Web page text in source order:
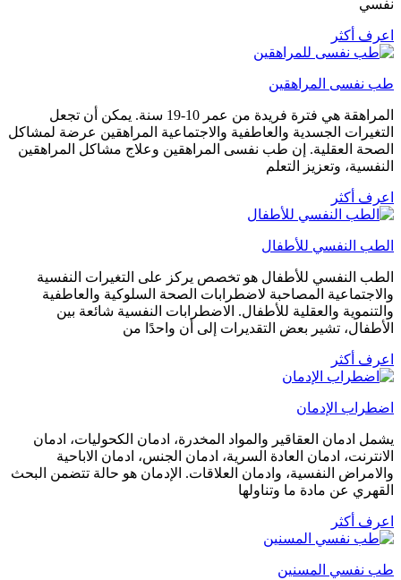
نفسي
اعرف أكثر
طب نفسى المراهقين
المراهقة هي فترة فريدة من عمر 10-19 سنة. يمكن أن تجعل
التغيرات الجسدية والعاطفية والاجتماعية المراهقين عرضة لمشاكل
الصحة العقلية. إن طب نفسى المراهقين وعلاج مشاكل المراهقين
النفسية، وتعزيز التعلم
اعرف أكثر
الطب النفسي للأطفال
الطب النفسي للأطفال هو تخصص يركز على التغيرات النفسية
والاجتماعية المصاحبة لاضطرابات الصحة السلوكية والعاطفية
والتنموية والعقلية للأطفال. الاضطرابات النفسية شائعة بين
الأطفال، تشير بعض التقديرات إلى أن واحدًا من
اعرف أكثر
اضطراب الإدمان
يشمل ادمان العقاقير والمواد المخدرة، ادمان الكحوليات، ادمان
الانترنت، ادمان العادة السرية، ادمان الجنس، ادمان الاباحية
والامراض النفسية، وادمان العلاقات. الإدمان هو حالة تتضمن البحث
القهري عن مادة ما وتناولها
اعرف أكثر
طب نفسي المسنين